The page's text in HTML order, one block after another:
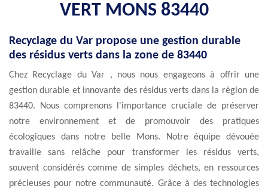
VERT MONS 83440
Recyclage du Var propose une gestion durable
des résidus verts dans la zone de 83440
Chez Recyclage du Var , nous nous engageons à offrir une
gestion durable et innovante des résidus verts dans la région de
83440. Nous comprenons l'importance cruciale de préserver
notre environnement et de promouvoir des pratiques
écologiques dans notre belle Mons. Notre équipe dévouée
travaille sans relâche pour transformer les résidus verts,
souvent considérés comme de simples déchets, en ressources
précieuses pour notre communauté. Grâce à des technologies